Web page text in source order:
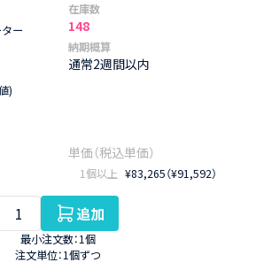
ー
)
在庫数
148
納期概算
通常2週間以内
1個以上 ¥83,265（¥91,592）
追加
最小注文数：1個
注文単位：1個ずつ